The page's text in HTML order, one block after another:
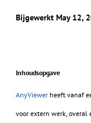
Bijgewerkt May 12,
Inhoudsopgave
AnyViewerheeft vanaf
voor extern werk,